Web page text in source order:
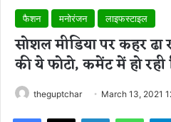
फैशन मनोरंजन लाइफस्टाइल
सोशल मीडिया पर कहर ढा
की ये फोटो, कमेंट में हो रही
theguptchar March 13, 2021